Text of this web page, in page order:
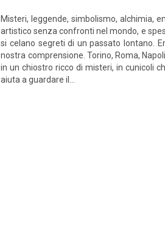
Misteri, leggende, simbolismo, alchimia,
artistico senza confronti nel mondo, e
si celano segreti di un passato lontano.
nostra comprensione. Torino, Roma,
in un chiostro ricco di misteri, in cunicoli
aiuta a guardare il...